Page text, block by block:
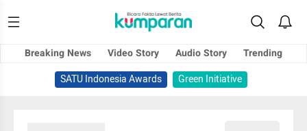
Breaking News Video Story Audio Story
Trending
SATU Indonesia Awards
Green Initiative